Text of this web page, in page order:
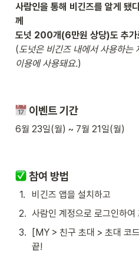
사람인을 통해 비긴즈를 알게 됐
께
(도넛은 비긴즈 내에서 사용하는
이용에 사용돼요.)
이벤트 기간
6월 23일(월) ~ 7월 21일(월)
참여 방법
1.
비긴즈 앱을 설치하고
2. 사람인 계정으로 로그인하여
3. [MY > 친구 초대 > 초대 코
끝!